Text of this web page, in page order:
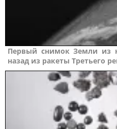
Первый снимок Земли из
назад из ракеты Третьего